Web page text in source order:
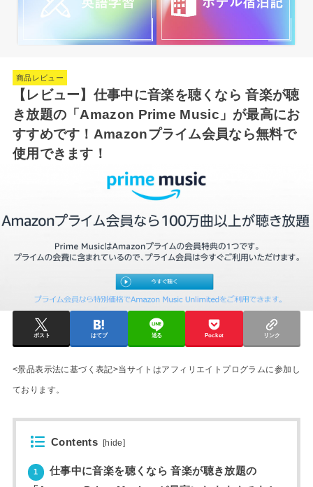
商品レビュー
【レビュー】仕事中に音楽を聴くなら 音楽が聴
き放題の「Amazon Prime Music」が最高にお
すすめです！Amazonプライム会員なら無料で
使用できます！
ポスト はてブ 送る Pocket リンク
<景品表示法に基づく表記>当サイトはアフィリエイトプログラムに参加し
ております。
Contents [hide]
1
仕事中に音楽を聴くなら 音楽が聴き放題の